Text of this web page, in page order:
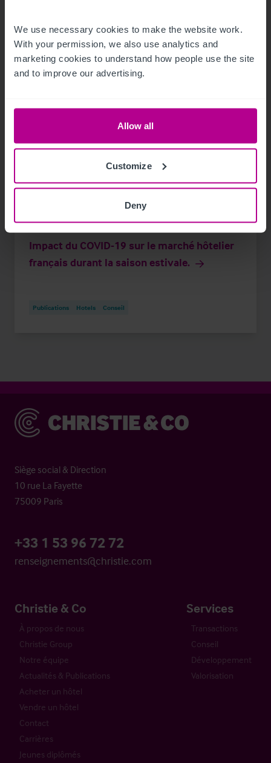
We use necessary cookies to make the website work.
With your permission, we also use analytics and
marketing cookies to understand how people use the site
and to improve our advertising.
Allow all
Customize
Deny
11/27/2020
Impact du COVID-19 sur le marché hôtelier
français durant la saison estivale.
Publications Hotels Conseil
Christie & Co
Siège social & Direction
10 rue La Fayette
75009 Paris
+33 1 53 96 72 72
renseignements@christie.com
Christie & Co
À propos de nous
Christie Group
Notre équipe
Actualités & Publications
Acheter un hôtel
Vendre un hôtel
Contact
Carrières
Jeunes diplômés
Services
Transactions
Conseil
Développement
Valorisation